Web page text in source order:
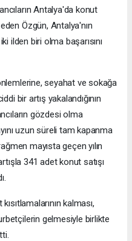
Antalya'da konut
Özgün, Antalya'nın
ilden biri olma başarısını
seyahat ve sokağa
bir artış yakalandığının
gözdesi olma
uzun süreli tam kapanma
mayısta geçen yılın
341 adet konut satışı
kalması,
gelmesiyle birlikte